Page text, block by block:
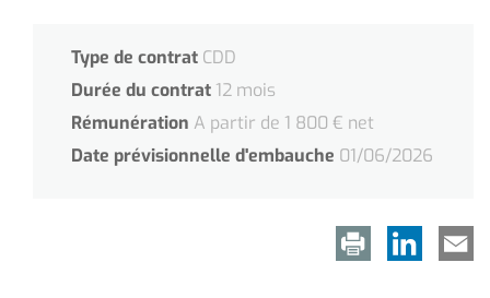
Type de contrat CDD
Durée du contrat 12 mois
Rémunération A partir de 1 800 € net
Date prévisionnelle d'embauche 01/06/2026